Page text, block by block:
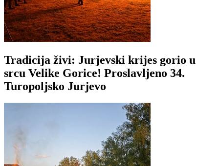
Tradicija živi: Jurjevski krijes gorio u
srcu Velike Gorice! Proslavljeno 34.
Turopoljsko Jurjevo